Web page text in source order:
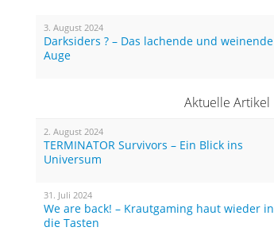
3. August 2024
Darksiders ? – Das lachende und weinende
Auge
Aktuelle Artikel
2. August 2024
TERMINATOR Survivors – Ein Blick ins
Universum
31. Juli 2024
We are back! – Krautgaming haut wieder in
die Tasten